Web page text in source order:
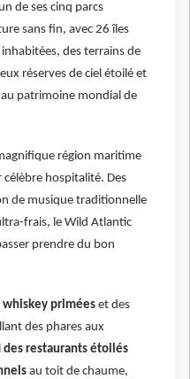
de ses cinq parcs
sans fin, avec 26 îles
des terrains de
réserves de ciel étoilé et
patrimoine mondial de
région maritime
hospitalité. Des
de musique traditionnelle
frais, le Wild Atlantic
prendre du bon
primées et des
des phares aux
des restaurants étoilés
au toit de chaume,